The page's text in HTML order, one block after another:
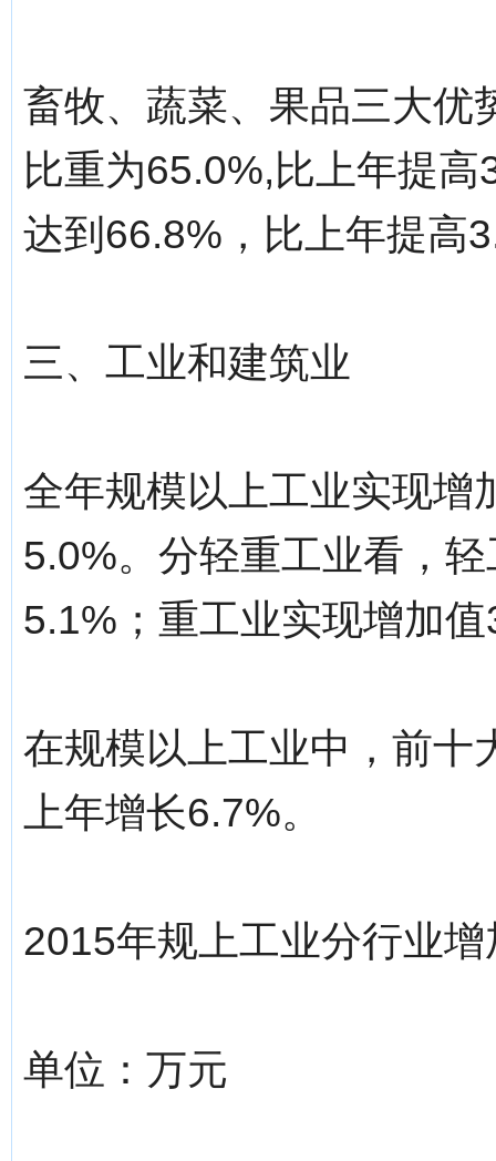
畜牧、蔬菜、果品三大优
比重为65.0%,比上年提
达到66.8%，比上年提高
三、工业和建筑业
全年规模以上工业实现增
5.0%。分轻重工业看，
5.1%；重工业实现增加
在规模以上工业中，前十
上年增长6.7%。
2015年规上工业分行业增
单位：万元